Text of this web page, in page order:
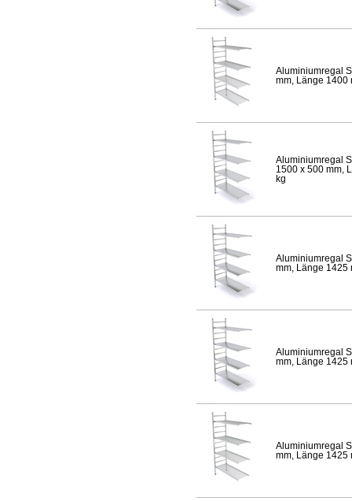
Aluminiumregal
mm, Länge 1400
Aluminiumregal
1500 x 500 mm,
kg
Aluminiumregal
mm, Länge 1425
Aluminiumregal
mm, Länge 1425
Aluminiumregal
mm, Länge 1425